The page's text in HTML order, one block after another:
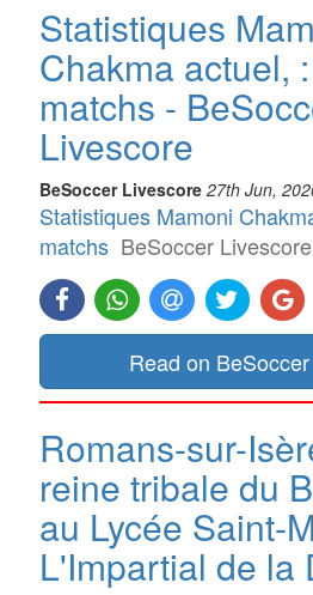
Statistiques
Chakma actuel,
matchs -
Livescore
BeSoccer Livescore 27th Jun,
Statistiques Mamoni
matchs BeSoccer Livescore
Read on
Romans-sur-
reine tribale du
au Lycée Saint-
L'Impartial de la